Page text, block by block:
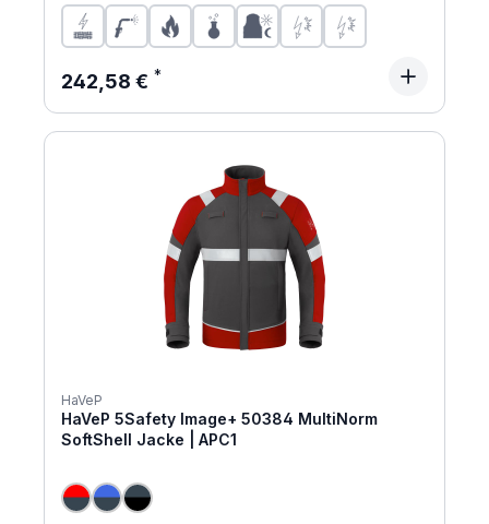
Regulärer Preis:
242,58 €
HaVeP
HaVeP 5Safety Image+ 50384 MultiNorm
SoftShell Jacke | APC1